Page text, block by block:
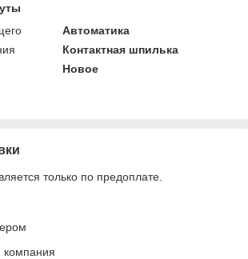
Автоматика
Контактная шпилька
Новое
только по предоплате.
компания